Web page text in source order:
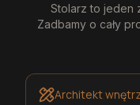
Stolarz to jeden
Zadbamy o cały
Architekt